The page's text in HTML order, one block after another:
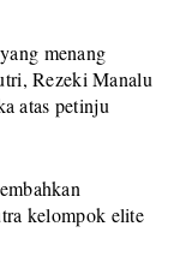
menang
Rezeki Manalu
atas petinju
kelompok elite